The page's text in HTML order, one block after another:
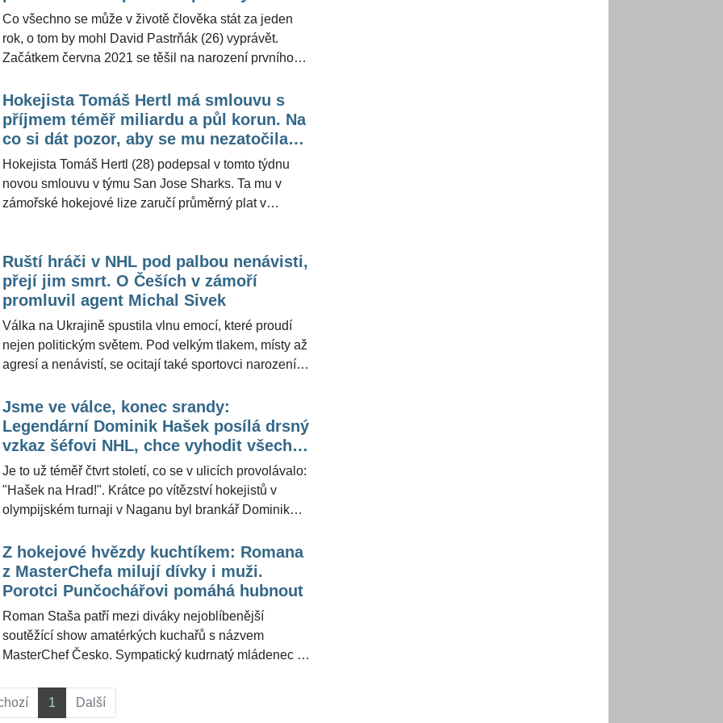
ŽivotvČesku.cz trenér Vladimír Růžička (59).
Experti rozebrali jeho život
Co všechno se může v životě člověka stát za jeden
rok, o tom by mohl David Pastrňák (26) vyprávět.
Začátkem června 2021 se těšil na narození prvního
která se rodiči může stát. Zpočátku pak tápal v nové
sezoně NHL a nejeden fanoušek se ptal, kde je starý
dobrý »Pasta«. Pak přišel zlom. Co se v člověku
ŽivotvČesku.cz trenér Vladimír Růžička (58),
psycholog Jeroným Klimeš (55) a mentální kouč
David Vavruška.
Hokejista Tomáš Hertl má smlouvu s
příjmem téměř miliardu a půl korun. Na
co si dát pozor, aby se mu nezatočila
hlava, popsal mentální kouč
Hokejista Tomáš Hertl (28) podepsal v tomto týdnu
novou smlouvu v týmu San Jose Sharks. Ta mu v
zámořské hokejové lize zaručí průměrný plat v
korun. Jak se taková životní událost může projevit
nejen na hře sportovce, popsal pro ŽivotvČesku.cz
mentální kouč David Vavruška.
Ruští hráči v NHL pod palbou nenávisti,
přejí jim smrt. O Češích v zámoří
promluvil agent Michal Sivek
Válka na Ukrajině spustila vlnu emocí, které proudí
nejen politickým světem. Pod velkým tlakem, místy až
agresí a nenávistí, se ocitají také sportovci narození v
lize NHL je prý dokonce vyhrožováno smrtí. “Když
kluby v zámoří vycítí, že je potřeba pomoct, okamžitě
to zvládnou,” říká pro ŽivotvČesku.cz hráčský agent
Jsme ve válce, konec srandy:
Legendární Dominik Hašek posílá drsný
vzkaz šéfovi NHL, chce vyhodit všechny
Rusy. Znovu zmínil i Ovečkina
Je to už téměř čtvrt století, co se v ulicích provolávalo:
"Hašek na Hrad!". Krátce po vítězství hokejistů v
olympijském turnaji v Naganu byl brankář Dominik
letošní olympiádě o sobě dal Dominátor hlasitě vědět.
K jeho prohlášením, která jsou hodná představitele
státu, ho vede ruská agrese vůči Ukrajině. A Hašek by
žertovat," řekl pro ŽivotvČesku.cz.
Z hokejové hvězdy kuchtíkem: Romana
z MasterChefa milují dívky i muži.
Porotci Punčochářovi pomáhá hubnout
Roman Staša patří mezi diváky nejoblíbenější
soutěžící show amatérkých kuchařů s názvem
MasterChef Česko. Sympatický kudrnatý mládenec si
dovedností, ale třeba tím, že v minulosti na ledě
1 Další